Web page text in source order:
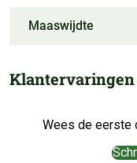
Maaswijdte
Klantervaringen
Wees de eerste